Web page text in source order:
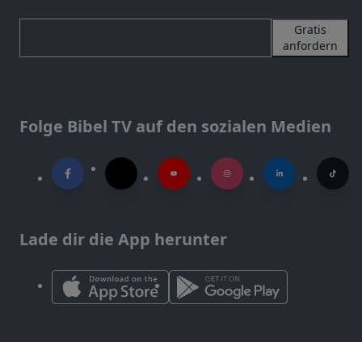
Gratis
anfordern
Folge Bibel TV auf den sozialen Medien
Lade dir die App herunter